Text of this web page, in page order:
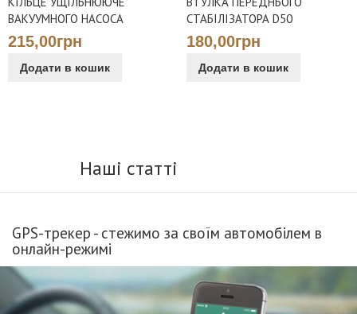
ВАКУУМНОГО НАСОСА
215,00грн
Додати в кошик
СТАБІЛІЗАТОРА D50
180,00грн
Додати в кошик
Наші статті
GPS-трекер - стежимо за своїм автомобілем в
онлайн-режимі